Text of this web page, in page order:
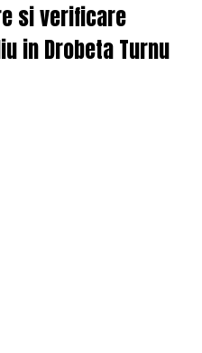
si verificare
in Drobeta Turnu